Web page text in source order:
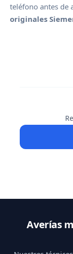
teléfono antes de
originales
Averías